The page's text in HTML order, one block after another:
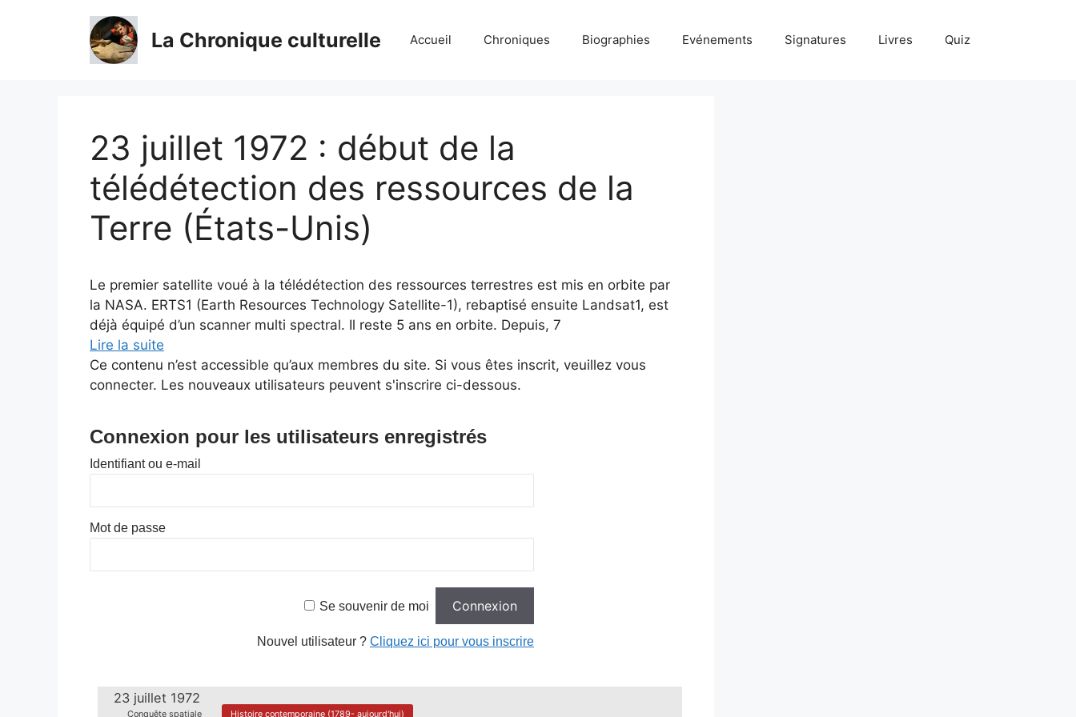
La Chronique culturelle Accueil Chroniques Biographies Evénements Signatures Livres Quiz
23 juillet 1972 : début de la
télédétection des ressources de la
Terre (États-Unis)
Le premier satellite voué à la télédétection des ressources terrestres est mis en orbite par
la NASA. ERTS1 (Earth Resources Technology Satellite-1), rebaptisé ensuite Landsat1, est
déjà équipé d’un scanner multi spectral. Il reste 5 ans en orbite. Depuis, 7
Lire la suite
Ce contenu n’est accessible qu’aux membres du site. Si vous êtes inscrit, veuillez vous
connecter. Les nouveaux utilisateurs peuvent s'inscrire ci-dessous.
Connexion pour les utilisateurs enregistrés
Identifiant ou e-mail
Mot de passe
Se souvenir de moi
Nouvel utilisateur ? Cliquez ici pour vous inscrire
23 juillet 1972
Conquête spatiale Histoire contemporaine (1789- aujourd'hui)